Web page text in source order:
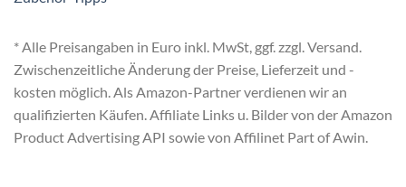
* Alle Preisangaben in Euro inkl. MwSt, ggf. zzgl. Versand.
Zwischenzeitliche Änderung der Preise, Lieferzeit und -
kosten möglich. Als Amazon-Partner verdienen wir an
qualifizierten Käufen. Affiliate Links u. Bilder von der Amazon
Product Advertising API sowie von Affilinet Part of Awin.